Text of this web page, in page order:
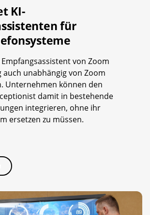
KI-
für
von Zoom
auch unabhängig von Zoom
Unternehmen können den
damit in bestehende
integrieren, ohne ihr
ersetzen zu müssen.